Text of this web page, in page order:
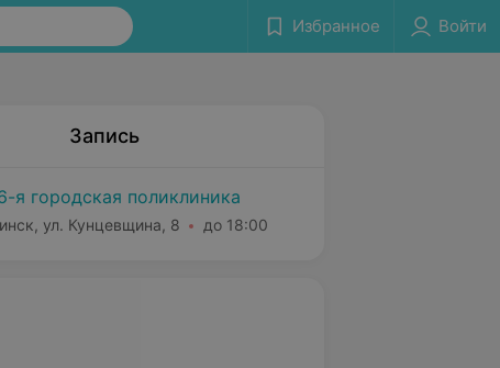
Избранное Войти
Запись
я городская поликлиника
ул. Кунцевщина, 8 до 18:00